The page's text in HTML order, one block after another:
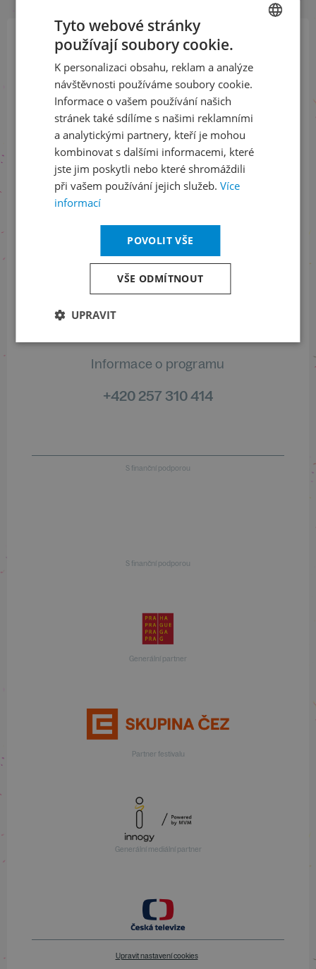
Přihlaste se k našemu newsletteru
a buďte jako první v obraze
ODEBÍRAT NEWSLETTER
Sledujte nás na sociálních sítích
Informace o stavu objednávek
Informace o programu
+420 257 310 414
S finanční podporou
S finanční podporou
Generální partner
Partner festivalu
Generální mediální partner
Upravit nastavení cookies
ENGLISH
Tyto webové stránky
používají soubory cookie.
K personalizaci obsahu, reklam a analýze
návštěvnosti používáme soubory cookie.
Informace o vašem používání našich
stránek také sdílíme s našimi reklamními
a analytickými partnery, kteří je mohou
kombinovat s dalšími informacemi, které
jste jim poskytli nebo které shromáždili
při vašem používání jejich služeb. Více
informací
POVOLIT VŠE
VŠE ODMÍTNOUT
UPRAVIT